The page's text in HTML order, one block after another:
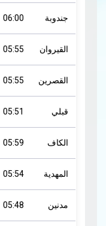
جندوبة 06:00
القيروان 05:55
القصرين 05:55
قبلي 05:51
الكاف 05:59
المهدية 05:54
مدنين 05:48